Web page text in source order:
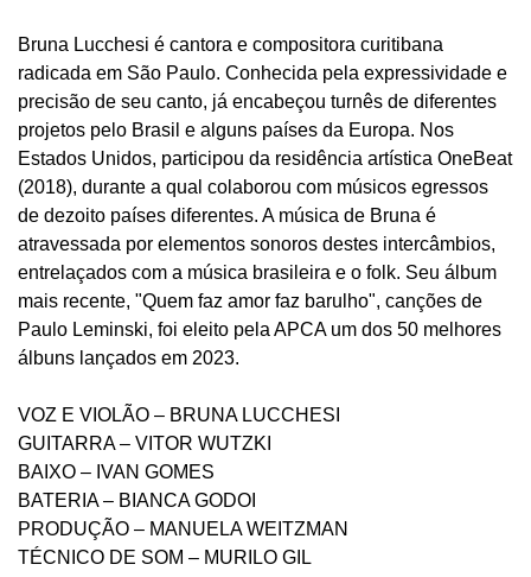
Bruna Lucchesi é cantora e compositora curitibana
radicada em São Paulo. Conhecida pela expressividade e
precisão de seu canto, já encabeçou turnês de diferentes
projetos pelo Brasil e alguns países da Europa. Nos
Estados Unidos, participou da residência artística OneBeat
(2018), durante a qual colaborou com músicos egressos
de dezoito países diferentes. A música de Bruna é
atravessada por elementos sonoros destes intercâmbios,
entrelaçados com a música brasileira e o folk. Seu álbum
mais recente, "Quem faz amor faz barulho", canções de
Paulo Leminski, foi eleito pela APCA um dos 50 melhores
álbuns lançados em 2023.
VOZ E VIOLÃO – BRUNA LUCCHESI
GUITARRA – VITOR WUTZKI
BAIXO – IVAN GOMES
BATERIA – BIANCA GODOI
PRODUÇÃO – MANUELA WEITZMAN
TÉCNICO DE SOM – MURILO GIL